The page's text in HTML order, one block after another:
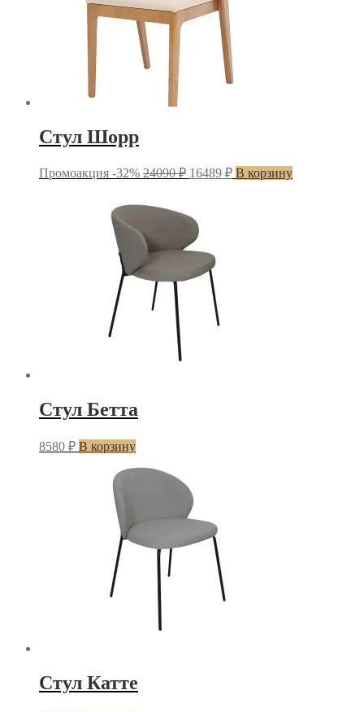
Стул Шорр
Промоакция -32% 24090₽ Первоначальная
24090 ₽.
16489 ₽Текущая
цена:
В корзину
Стул Бетта
8580 ₽ В корзину
Стул Катте